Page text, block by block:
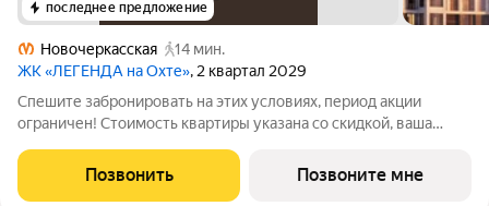
последнее предложение
Новочеркасская
14 мин.
ЖК «ЛЕГЕНДА на Охте», 2 квартал 2029
Спешите забронировать на этих условиях, период акции
ограничен! Стоимость квартиры указана со скидкой, ваша
подробно расскажем. Трехкомнатная квартира с предчистовой
отделкой в ЖК "ЛЕГЕНДА на Охте"
Позвонить Позвоните мне